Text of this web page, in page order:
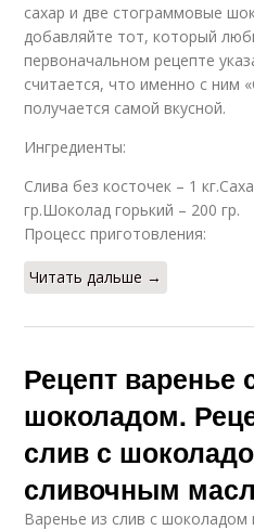
сахар и две стограммовые
добавляйте тот, который
первоначальном рецепте
считается, что именно с ним
получается самой вкусной.
Ингредиенты:
Слива без косточек – 1
гр.Шоколад горький – 200 гр.
Процесс приготовления:
Читать дальше →
Рецепт варенье
шоколадом.
слив с
сливочным
Варенье из слив с шоколадом